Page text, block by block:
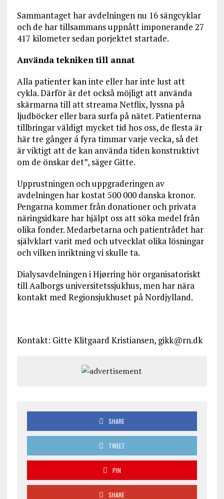
Sammantaget har avdelningen nu 16 sängcyklar
och de har tillsammans uppnått imponerande 27
417 kilometer sedan porjektet startade.
Använda tekniken till annat
Alla patienter kan inte eller har inte lust att
cykla. Därför är det också möjligt att använda
skärmarna till att streama Netflix, lyssna på
ljudböcker eller bara surfa på nätet. Patienterna
tillbringar väldigt mycket tid hos oss, de flesta är
här tre gånger á fyra timmar varje vecka, så det
är viktigt att de kan använda tiden konstruktivt
om de önskar det”, säger Gitte.
Upprustningen och uppgraderingen av
avdelningen har kostat 500 000 danska kronor.
Pengarna kommer från donationer och privata
näringsidkare har hjälpt oss att söka medel från
olika fonder. Medarbetarna och patientrådet har
självklart varit med och utvecklat olika lösningar
och vilken inriktning vi skulle ta.
Dialysavdelningen i Hjørring hör organisatoriskt
till Aalborgs universitetssjukhus, men har nära
kontakt med Regionsjukhuset på Nordjylland.
Kontakt: Gitte Klitgaard Kristiansen, gikk@rn.dk
SHARE
TWEET
PIN
SHARE